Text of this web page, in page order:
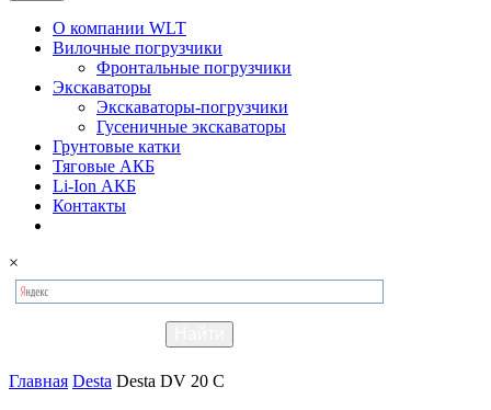
О компании WLT
Вилочные погрузчики
Фронтальные погрузчики
Экскаваторы
Экскаваторы-погрузчики
Гусеничные экскаваторы
Грунтовые катки
Тяговые АКБ
Li-Ion АКБ
Контакты
×
Главная Desta Desta DV 20 C